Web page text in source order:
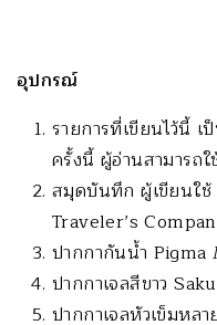
อุปกรณ์
รายการที่เขียนไว้นี้
ครั้งนี้ ผู้อ่านสามารถ
สมุดบันทึก ผู้เขียนใช้
Traveler’s
ปากกากันน้ำ
ปากกาเจลสีขาว
ปากกาเจลหัวเข็มหล